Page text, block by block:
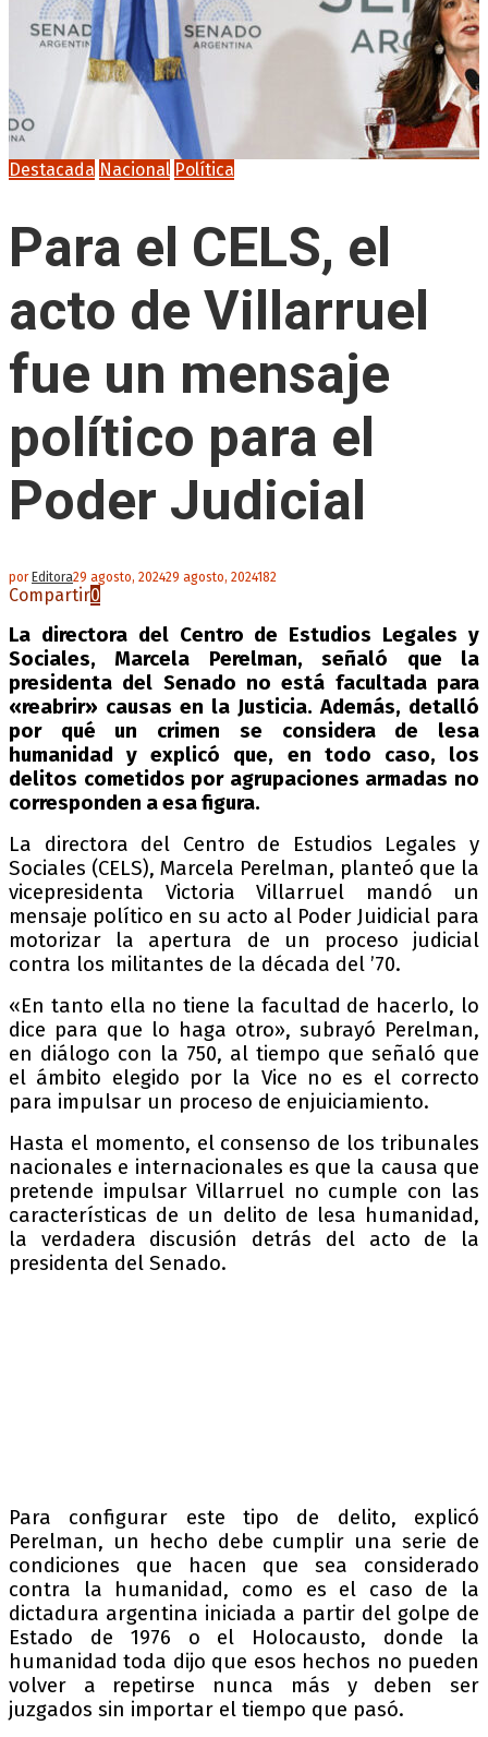
Destacada Nacional Política
Para el CELS, el
acto de Villarruel
fue un mensaje
político para el
Poder Judicial
porEditora29 agosto, 202429 agosto, 2024182
Compartir0
La directora del Centro de Estudios Legales y
Sociales, Marcela Perelman, señaló que la
presidenta del Senado no está facultada para
«reabrir» causas en la Justicia. Además, detalló
por qué un crimen se considera de lesa
humanidad y explicó que, en todo caso, los
delitos cometidos por agrupaciones armadas no
corresponden a esa figura.
La directora del Centro de Estudios Legales y
Sociales (CELS), Marcela Perelman, planteó que la
vicepresidenta Victoria Villarruel mandó un
mensaje político en su acto al Poder Juidicial para
motorizar la apertura de un proceso judicial
contra los militantes de la década del ’70.
«En tanto ella no tiene la facultad de hacerlo, lo
dice para que lo haga otro», subrayó Perelman,
en diálogo con la 750, al tiempo que señaló que
el ámbito elegido por la Vice no es el correcto
para impulsar un proceso de enjuiciamiento.
Hasta el momento, el consenso de los tribunales
nacionales e internacionales es que la causa que
pretende impulsar Villarruel no cumple con las
características de un delito de lesa humanidad,
la verdadera discusión detrás del acto de la
presidenta del Senado.
Para configurar este tipo de delito, explicó
Perelman, un hecho debe cumplir una serie de
condiciones que hacen que sea considerado
contra la humanidad, como es el caso de la
dictadura argentina iniciada a partir del golpe de
Estado de 1976 o el Holocausto, donde la
humanidad toda dijo que esos hechos no pueden
volver a repetirse nunca más y deben ser
juzgados sin importar el tiempo que pasó.